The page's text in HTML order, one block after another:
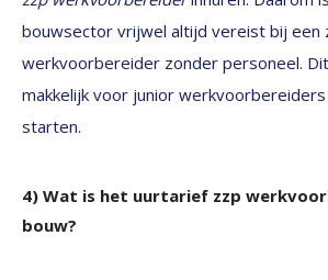
bouwsector vrijwel altijd vereist bij een
werkvoorbereider zonder personeel.
makkelijk voor junior werkvoorbereiders
starten.
4) Wat is het uurtarief zzp
bouw?